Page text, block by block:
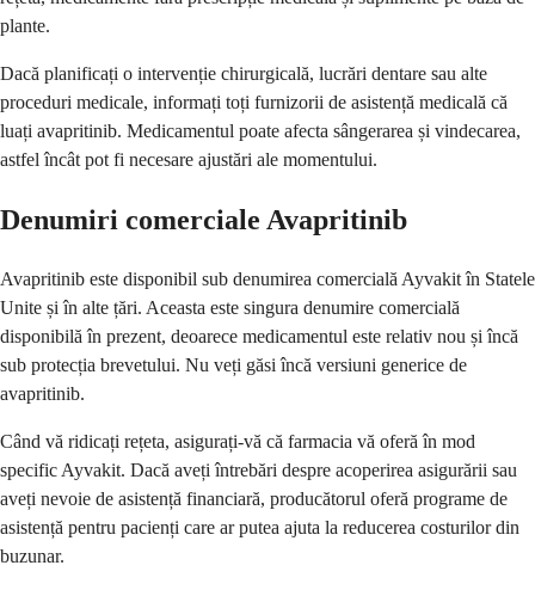
plante.
Dacă planificați o intervenție chirurgicală, lucrări dentare sau alte
proceduri medicale, informați toți furnizorii de asistență medicală că
luați avapritinib. Medicamentul poate afecta sângerarea și vindecarea,
astfel încât pot fi necesare ajustări ale momentului.
Denumiri comerciale Avapritinib
Avapritinib este disponibil sub denumirea comercială Ayvakit în Statele
Unite și în alte țări. Aceasta este singura denumire comercială
disponibilă în prezent, deoarece medicamentul este relativ nou și încă
sub protecția brevetului. Nu veți găsi încă versiuni generice de
avapritinib.
Când vă ridicați rețeta, asigurați-vă că farmacia vă oferă în mod
specific Ayvakit. Dacă aveți întrebări despre acoperirea asigurării sau
aveți nevoie de asistență financiară, producătorul oferă programe de
asistență pentru pacienți care ar putea ajuta la reducerea costurilor din
buzunar.